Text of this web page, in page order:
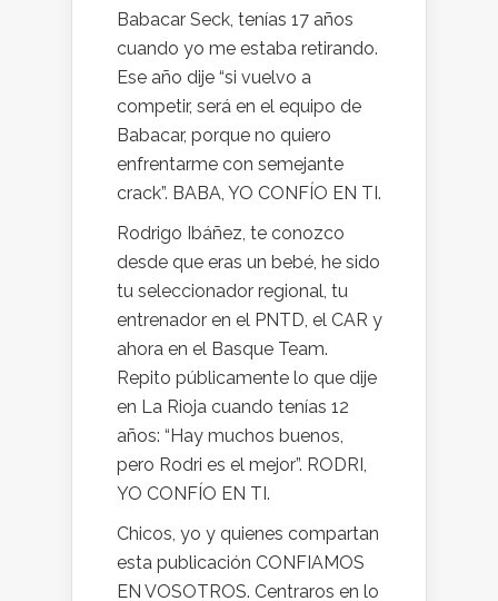
Babacar Seck, tenías 17 años
cuando yo me estaba retirando.
Ese año dije “si vuelvo a
competir, será en el equipo de
Babacar, porque no quiero
enfrentarme con semejante
crack”. BABA, YO CONFÍO EN TI.
Rodrigo Ibáñez, te conozco
desde que eras un bebé, he sido
tu seleccionador regional, tu
entrenador en el PNTD, el CAR y
ahora en el Basque Team.
Repito públicamente lo que dije
en La Rioja cuando tenías 12
años: “Hay muchos buenos,
pero Rodri es el mejor”. RODRI,
YO CONFÍO EN TI.
Chicos, yo y quienes compartan
esta publicación CONFIAMOS
EN VOSOTROS. Centraros en lo